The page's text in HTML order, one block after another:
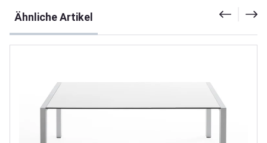
Ähnliche Artikel